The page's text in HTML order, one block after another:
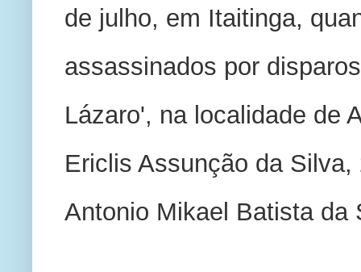
de julho, em Itaitinga,
assassinados por
Lázaro', na localidade de
Ericlis Assunção da
Antonio Mikael Batista